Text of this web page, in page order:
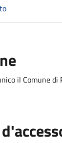
il Comune di